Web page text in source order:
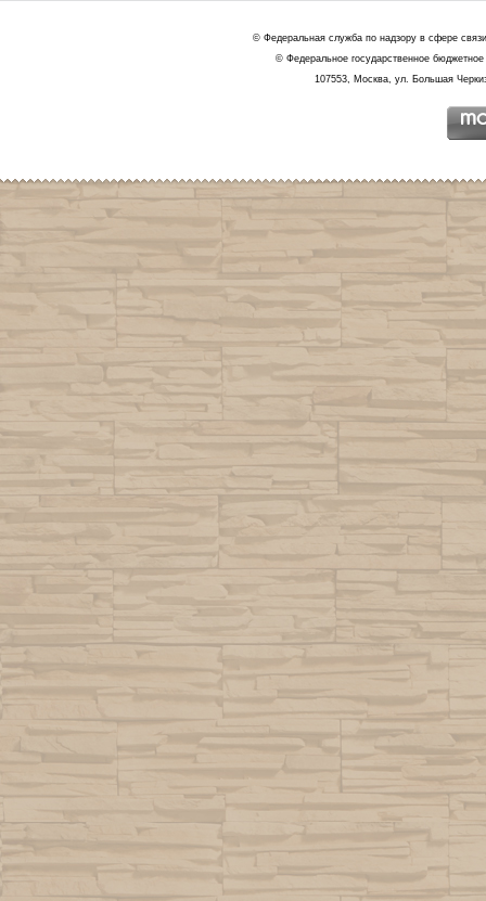
© Федеральная служба по надзору в сфере
© Федеральное государственное
107553, Москва, ул. Большая